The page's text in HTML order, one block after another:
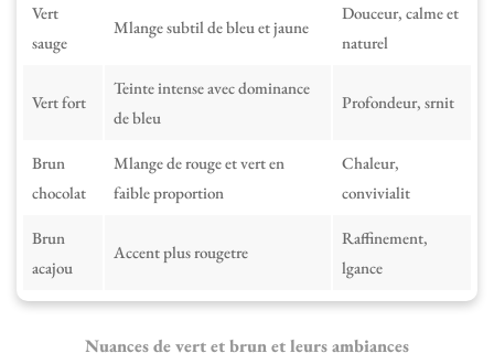
Nuances de vert et brun et leurs ambiances
Vert
sauge
Mlange subtil de bleu et jaune
Douceur, calme et
naturel
Vert fort
Teinte intense avec dominance
de bleu
Profondeur, srnit
Brun
chocolat
Mlange de rouge et vert en
faible proportion
Chaleur,
convivialit
Brun
acajou
Accent plus rougetre
Raffinement,
lgance